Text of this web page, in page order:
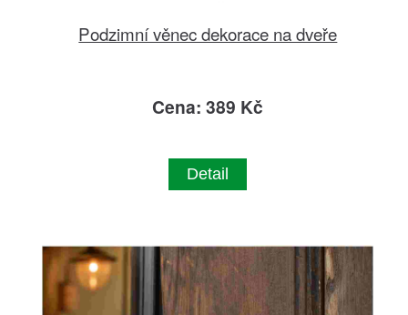
Podzimní věnec dekorace na dveře
Cena: 389 Kč
Detail